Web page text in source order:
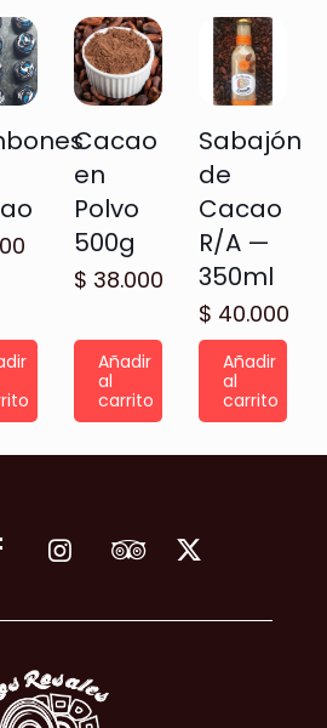
Cacao
en
Polvo
500g
$ 38.000
Añadir
al
carrito
Sabajón
de
Cacao
R/A —
350ml
$ 40.000
Añadir
al
carrito